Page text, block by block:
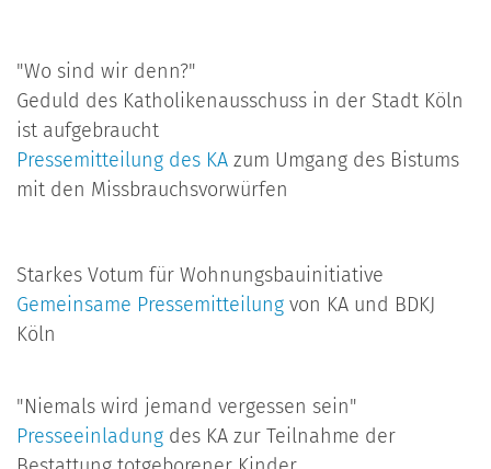
"Wo sind wir denn?"
Geduld des Katholikenausschuss in der Stadt Köln
ist aufgebraucht
Pressemitteilung des KA zum Umgang des Bistums
mit den Missbrauchsvorwürfen
Starkes Votum für Wohnungsbauinitiative
Gemeinsame Pressemitteilung von KA und BDKJ
Köln
"Niemals wird jemand vergessen sein"
Presseeinladung des KA zur Teilnahme der